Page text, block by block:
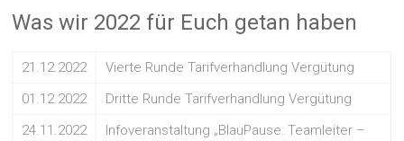
Was wir 2022 für Euch getan haben
21.12.2022
Vierte Runde Tarifverhandlung Vergütung
01.12.2022
Dritte Runde Tarifverhandlung Vergütung
24.11.2022
Infoveranstaltung „BlauPause: Teamleiter –